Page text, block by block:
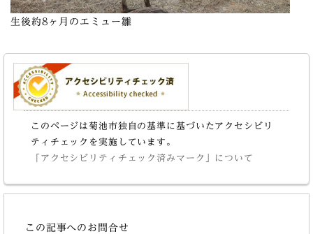
生後約8ヶ月のエミュー雛
このページは菊池市独自の基準に基づいたアクセシビリ
ティチェックを実施しています。
「アクセシビリティチェック済みマーク」について
この記事へのお問合せ